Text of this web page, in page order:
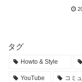
タグ
Howto & Style
YouTube コミ